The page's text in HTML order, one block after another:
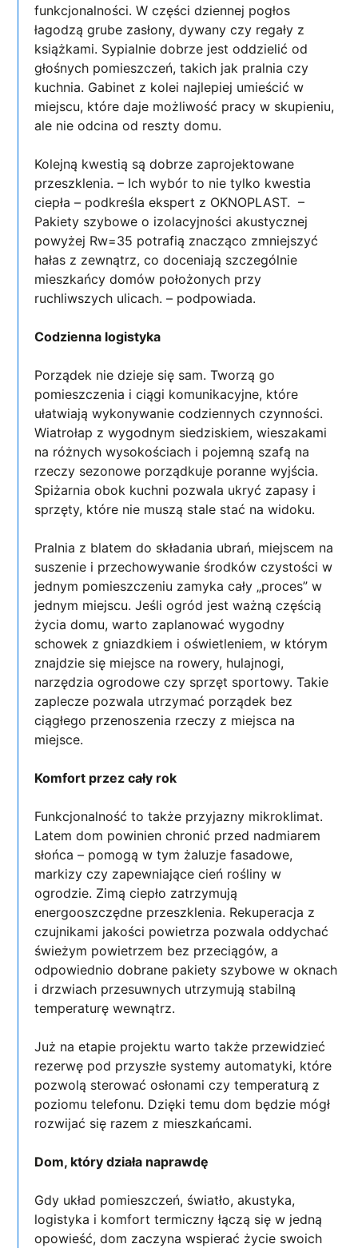
funkcjonalności. W części dziennej pogłos
łagodzą grube zasłony, dywany czy regały z
książkami. Sypialnie dobrze jest oddzielić od
głośnych pomieszczeń, takich jak pralnia czy
kuchnia. Gabinet z kolei najlepiej umieścić w
miejscu, które daje możliwość pracy w skupieniu,
ale nie odcina od reszty domu.
Kolejną kwestią są dobrze zaprojektowane
przeszklenia. – Ich wybór to nie tylko kwestia
ciepła – podkreśla ekspert z OKNOPLAST. –
Pakiety szybowe o izolacyjności akustycznej
powyżej Rw=35 potrafią znacząco zmniejszyć
hałas z zewnątrz, co doceniają szczególnie
mieszkańcy domów położonych przy
ruchliwszych ulicach. – podpowiada.
Codzienna logistyka
Porządek nie dzieje się sam. Tworzą go
pomieszczenia i ciągi komunikacyjne, które
ułatwiają wykonywanie codziennych czynności.
Wiatrołap z wygodnym siedziskiem, wieszakami
na różnych wysokościach i pojemną szafą na
rzeczy sezonowe porządkuje poranne wyjścia.
Spiżarnia obok kuchni pozwala ukryć zapasy i
sprzęty, które nie muszą stale stać na widoku.
Pralnia z blatem do składania ubrań, miejscem na
suszenie i przechowywanie środków czystości w
jednym pomieszczeniu zamyka cały „proces” w
jednym miejscu. Jeśli ogród jest ważną częścią
życia domu, warto zaplanować wygodny
schowek z gniazdkiem i oświetleniem, w którym
znajdzie się miejsce na rowery, hulajnogi,
narzędzia ogrodowe czy sprzęt sportowy. Takie
zaplecze pozwala utrzymać porządek bez
ciągłego przenoszenia rzeczy z miejsca na
miejsce.
Komfort przez cały rok
Funkcjonalność to także przyjazny mikroklimat.
Latem dom powinien chronić przed nadmiarem
słońca – pomogą w tym żaluzje fasadowe,
markizy czy zapewniające cień rośliny w
ogrodzie. Zimą ciepło zatrzymują
energooszczędne przeszklenia. Rekuperacja z
czujnikami jakości powietrza pozwala oddychać
świeżym powietrzem bez przeciągów, a
odpowiednio dobrane pakiety szybowe w oknach
i drzwiach przesuwnych utrzymują stabilną
temperaturę wewnątrz.
Już na etapie projektu warto także przewidzieć
rezerwę pod przyszłe systemy automatyki, które
pozwolą sterować osłonami czy temperaturą z
poziomu telefonu. Dzięki temu dom będzie mógł
rozwijać się razem z mieszkańcami.
Dom, który działa naprawdę
Gdy układ pomieszczeń, światło, akustyka,
logistyka i komfort termiczny łączą się w jedną
opowieść, dom zaczyna wspierać życie swoich